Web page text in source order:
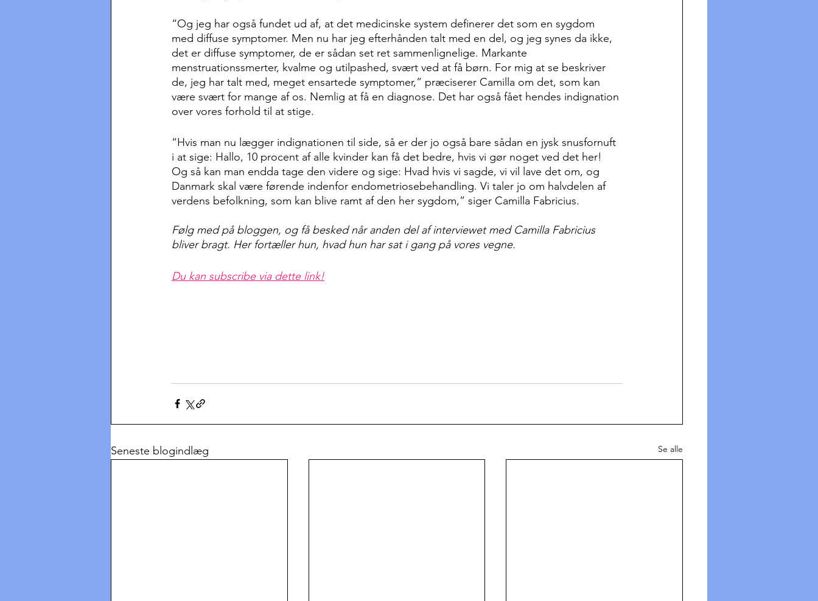
“Og jeg har også fundet ud af, at det medicinske system definerer det som en sygdom
med diffuse symptomer. Men nu har jeg efterhånden talt med en del, og jeg synes da ikke,
det er diffuse symptomer, de er sådan set ret sammenlignelige. Markante
menstruationssmerter, kvalme og utilpashed, svært ved at få børn. For mig at se beskriver
de, jeg har talt med, meget ensartede symptomer,” præciserer Camilla om det, som kan
være svært for mange af os. Nemlig at få en diagnose. Det har også fået hendes indignation
over vores forhold til at stige.
“Hvis man nu lægger indignationen til side, så er der jo også bare sådan en jysk snusfornuft
i at sige: Hallo, 10 procent af alle kvinder kan få det bedre, hvis vi gør noget ved det her!
Og så kan man endda tage den videre og sige: Hvad hvis vi sagde, vi vil lave det om, og
Danmark skal være førende indenfor endometriosebehandling. Vi taler jo om halvdelen af
verdens befolkning, som kan blive ramt af den her sygdom,” siger Camilla Fabricius.
Følg med på bloggen, og få besked når anden del af interviewet med Camilla Fabricius
bliver bragt. Her fortæller hun, hvad hun har sat i gang på vores vegne.
Du kan subscribe via dette link!
Seneste blogindlæg Se alle